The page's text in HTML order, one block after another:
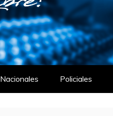
Nacionales Policiales